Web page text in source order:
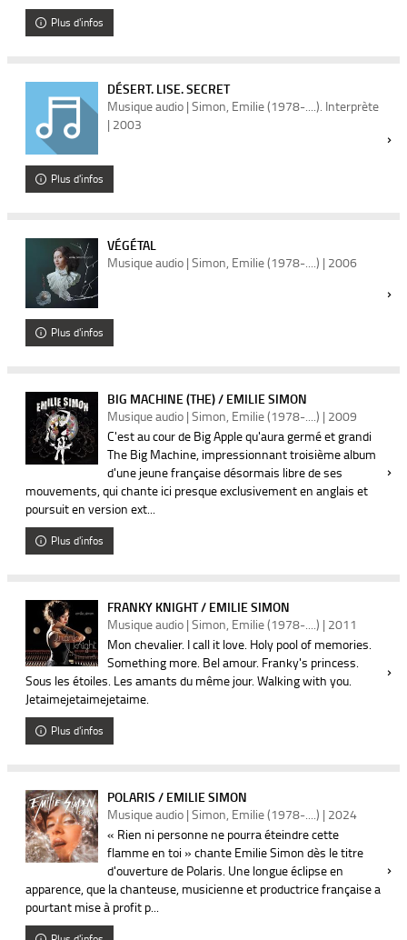
Plus d'infos
DÉSERT. LISE. SECRET
Musique audio | Simon, Emilie (1978-....). Interprète
| 2003
Plus d'infos
VÉGÉTAL
Musique audio | Simon, Emilie (1978-....) | 2006
Plus d'infos
BIG MACHINE (THE) / EMILIE SIMON
Musique audio | Simon, Emilie (1978-....) | 2009
C'est au cour de Big Apple qu'aura germé et grandi
The Big Machine, impressionnant troisième album
d'une jeune française désormais libre de ses
mouvements, qui chante ici presque exclusivement en anglais et
poursuit en version ext...
Plus d'infos
FRANKY KNIGHT / EMILIE SIMON
Musique audio | Simon, Emilie (1978-....) | 2011
Mon chevalier. I call it love. Holy pool of memories.
Something more. Bel amour. Franky's princess.
Sous les étoiles. Les amants du même jour. Walking with you.
Jetaimejetaimejetaime.
Plus d'infos
POLARIS / EMILIE SIMON
Musique audio | Simon, Emilie (1978-....) | 2024
« Rien ni personne ne pourra éteindre cette
flamme en toi » chante Emilie Simon dès le titre
d'ouverture de Polaris. Une longue éclipse en
apparence, que la chanteuse, musicienne et productrice française a
pourtant mise à profit p...